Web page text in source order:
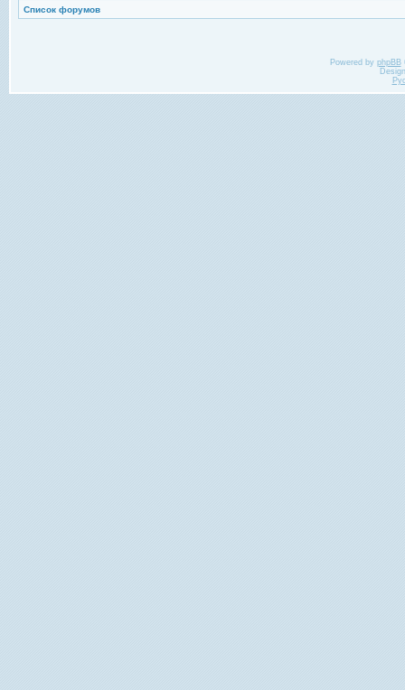
Список форумов
Powered by phpBB